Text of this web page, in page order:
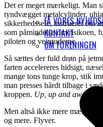
FÅ VORES
KONTAKT
OM FORENINGEN
Det er meget mærkeligt. Man
tyndvægget metalcylinder,
sikkerhedssele, instrueret om
som påmindelse om risikoen,
piloten og vejrguderne.
Så sættes der fuld drøn på
farten accelereres hidsigt,
mange tons tunge krop, stik
man presses hårdt tilbage i
kroppen. Up, up and away
.
Men altså ikke mere
og mere. Flyver.